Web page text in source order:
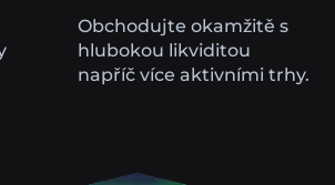
Obchodujte okamžitě s
hlubokou likviditou
napříč více aktivními trhy.